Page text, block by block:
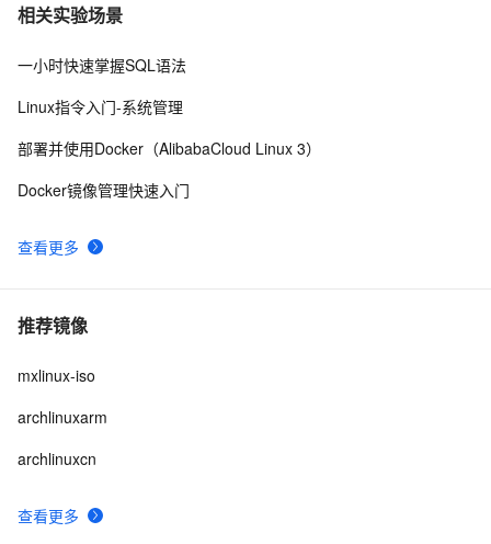
相关实验场景
查看更多
一小时快速掌握SQL语法
Linux指令入门-系统管理
部署并使用Docker（AlibabaCloud Linux 3）
Docker镜像管理快速入门
推荐镜像
查看更多
mxlinux-iso
archlinuxarm
archlinuxcn